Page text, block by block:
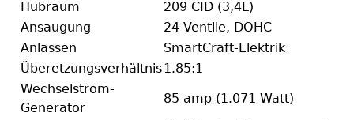
Hubraum
209 CID (3,4L)
Ansaugung
24-Ventile, DOHC
Anlassen
SmartCraft-Elektrik
Überetzungsverhältnis1.85:1
Wechselstrom-
Generator
85 amp (1.071 Watt)